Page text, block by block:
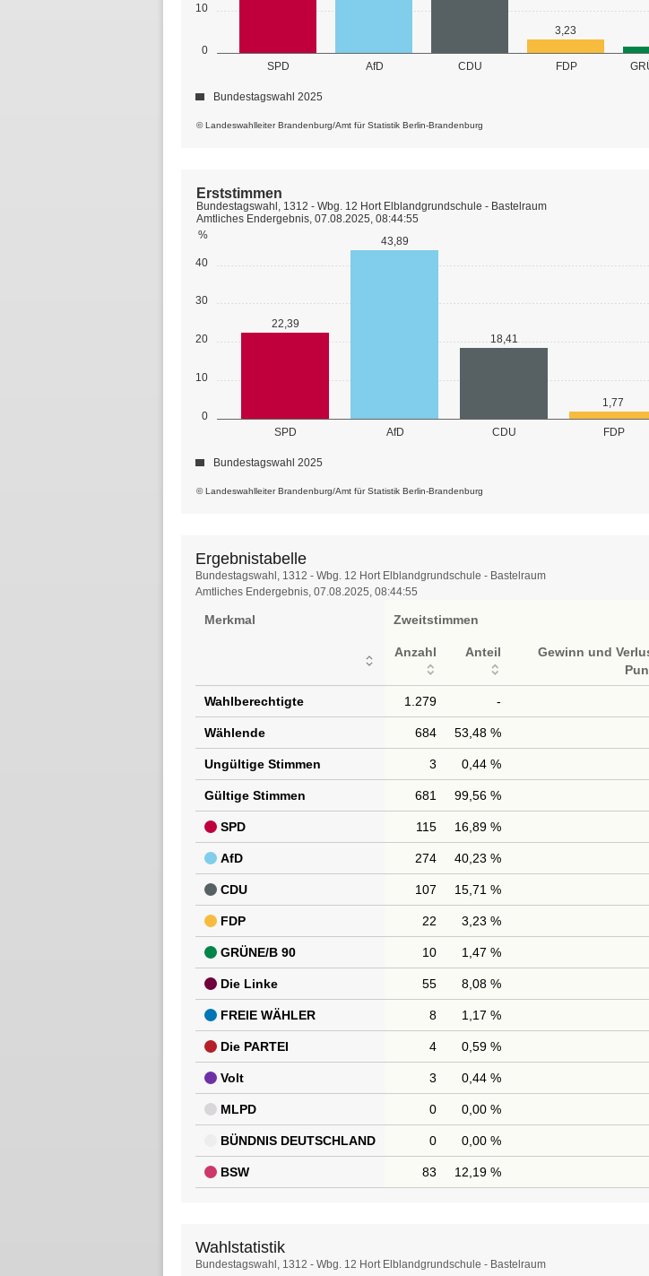
0
10
SPD AfD CDU FDP
3,23
© Landeswahlleiter Brandenburg/Amt für Statistik Berlin-Brandenburg
Bundestagswahl 2025
0
10
20
30
40
%
SPD AfD CDU FDP
22,39
43,89
18,41
1,77
© Landeswahlleiter Brandenburg/Amt für Statistik Berlin-Brandenburg
Erststimmen
Bundestagswahl, 1312 - Wbg. 12 Hort Elblandgrundschule - Bastelraum
Amtliches Endergebnis, 07.08.2025, 08:44:55
Bundestagswahl 2025
Ergebnistabelle
Ergebnistabelle
Bundestagswahl, 1312 - Wbg. 12 Hort Elblandgrundschule - Bastelraum
Amtliches Endergebnis, 07.08.2025, 08:44:55
Merkmal Zweitstimmen
Anzahl Anteil
Gewinn und
Wahlberechtigte 1.279 -
Wählende 684 53,48 %
Ungültige Stimmen 3 0,44 %
Gültige Stimmen 681 99,56 %
SPD 115 16,89 %
AfD 274 40,23 %
CDU 107 15,71 %
FDP 22 3,23 %
GRÜNE/B 90 10 1,47 %
Die Linke 55 8,08 %
FREIE WÄHLER 8 1,17 %
Die PARTEI 4 0,59 %
Volt 3 0,44 %
MLPD 0 0,00 %
BÜNDNIS DEUTSCHLAND 0 0,00 %
BSW 83 12,19 %
Wahlstatistik
Wahlstatistik
Bundestagswahl, 1312 - Wbg. 12 Hort Elblandgrundschule - Bastelraum